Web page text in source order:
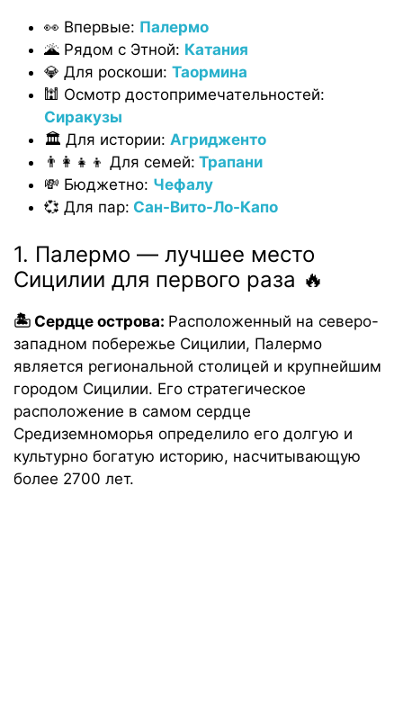
👀 Впервые: Палермо
🌋 Рядом с Этной: Катания
💎 Для роскоши: Таормина
🕍 Осмотр достопримечательностей:
Сиракузы
🏛 Для истории: Агридженто
👨‍👩‍👧‍👦 Для семей: Трапани
💸 Бюджетно: Чефалу
💞 Для пар: Сан-Вито-Ло-Капо
1. Палермо — лучшее место
Сицилии для первого раза 🔥
🏝 Сердце острова: Расположенный на северо-
западном побережье Сицилии, Палермо
является региональной столицей и крупнейшим
городом Сицилии. Его стратегическое
расположение в самом сердце
Средиземноморья определило его долгую и
культурно богатую историю, насчитывающую
более 2700 лет.